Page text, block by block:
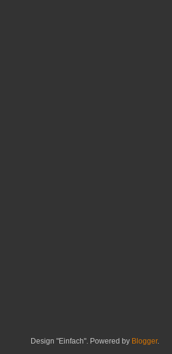
Design "Einfach". Powered by Blogger.